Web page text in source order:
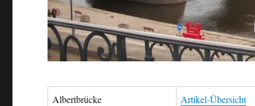
Albertbrücke Artikel-Übersicht